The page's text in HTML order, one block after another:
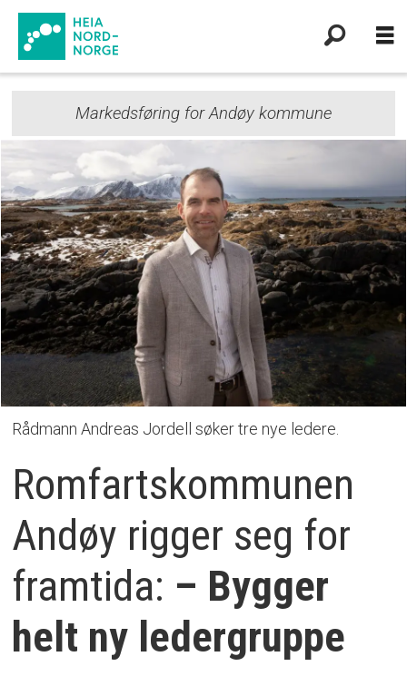
Markedsføring for Andøy kommune
Rådmann Andreas Jordell søker tre nye ledere.
Romfartskommunen
Andøy rigger seg for
framtida: – Bygger
helt ny ledergruppe